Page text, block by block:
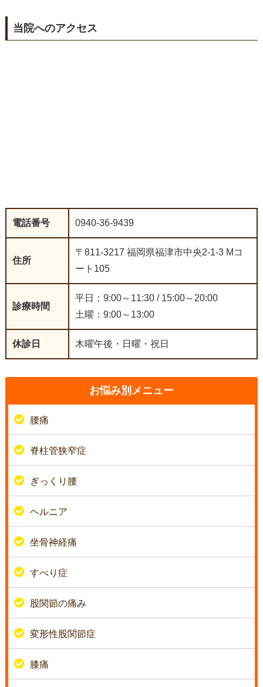
当院へのアクセス
電話番号 0940-36-9439
住所
〒811-3217 福岡県福津市中央2-1-3 Mコ
ート105
診療時間
平日：9:00～11:30 / 15:00～20:00
土曜：9:00～13:00
休診日 木曜午後・日曜・祝日
お悩み別メニュー
腰痛
脊柱管狭窄症
ぎっくり腰
ヘルニア
坐骨神経痛
すべり症
股関節の痛み
変形性股関節症
膝痛